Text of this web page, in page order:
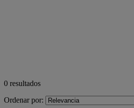
0 resultados
Ordenar por: